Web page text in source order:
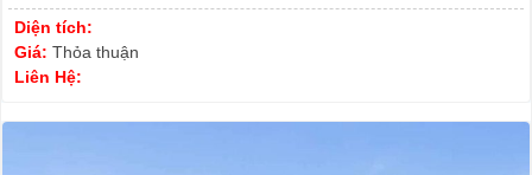
Diện tích:
Giá: Thỏa thuận
Liên Hệ: